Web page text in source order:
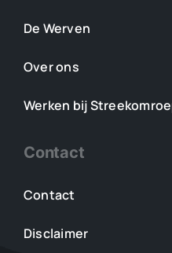
De Werven
Over ons
Werken bij
Contact
Contact
Disclaimer